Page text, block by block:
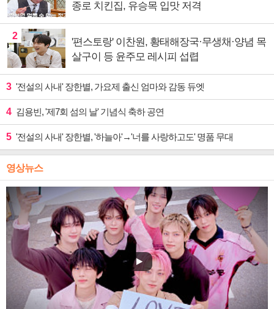
종로 치킨집, 유승목 입맛 저격
2
'편스토랑' 이찬원, 황태해장국·무생채·양념 목
살구이 등 윤주모 레시피 섭렵
3 '전설의 사내' 장한별, 가요제 출신 엄마와 감동 듀엣
4 김용빈, '제7회 섬의 날' 기념식 축하 공연
5 '전설의 사내' 장한별, '하늘아'→'너를 사랑하고도' 명품 무대
영상뉴스